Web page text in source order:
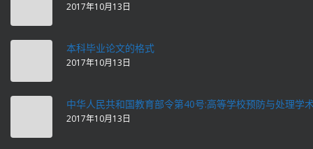
2017年10月13日
本科毕业论文的格式
2017年10月13日
中华人民共和国教育部令第40号:高等学校预防与处理学
2017年10月13日